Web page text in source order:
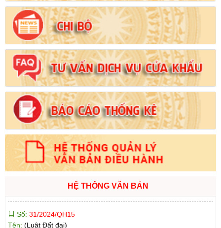
HỆ THỐNG VĂN BẢN
Tên:(Nghị định Quy định chi tiết thi hành một số điều của Luật
Đất đai)
Ngày ban hành: (21/08/2024)
Số:103/2024/NĐ-CP
Tên:(Nghị định Quy định về tiền sử dụng đất, tiền thuê đất)
Ngày ban hành: (21/08/2024)
Số:1731/KH-UBND
Tên:
(Kế hoạch triển khai thi hành Luật Đất đai năm 2024)
Ngày ban hành: (21/08/2024)
Số: 71/2024/NĐ-CP
Tên:(Nghị định Quy định về giá đất)
Ngày ban hành: (21/08/2024)
Ngày ban hành: (21/08/2024)